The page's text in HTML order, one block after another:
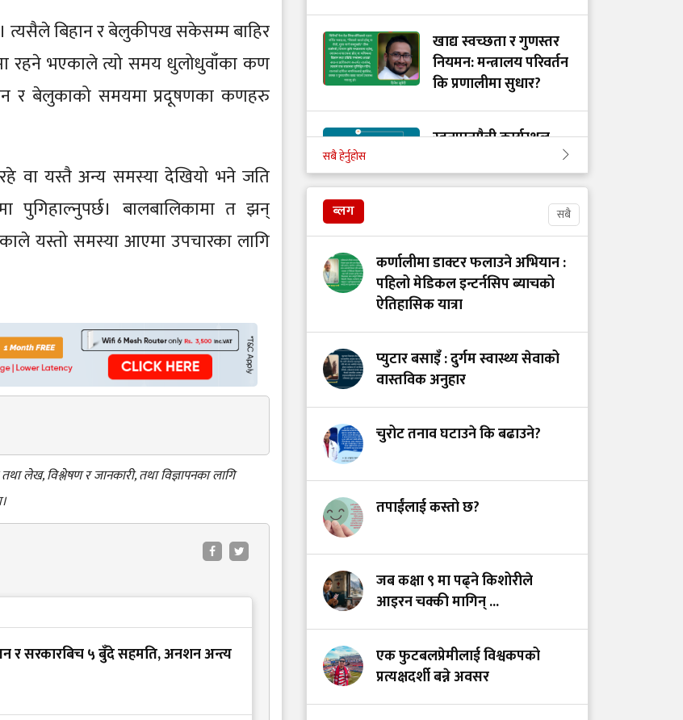
त्यसैले बिहान र बेलुकीपख सकेसम्म बाहिर
रहने भएकाले त्यो समय धुलोधुवाँका कण
र बेलुकाको समयमा प्रदूषणका कणहरु
वा यस्तै अन्य समस्या देखियो भने जति
पुगिहाल्नुपर्छ। बालबालिकामा त झन्
यस्तो समस्या आएमा उपचारका लागि
लेख, विश्लेषण र जानकारी, तथा विज्ञापनका लागि
र सरकारबिच ५ बुँदे सहमति, अनशन अन्त्य
खाद्य स्वच्छता र गुणस्तर
नियमन: मन्त्रालय परिवर्तन
कि प्रणालीमा सुधार?
स्तनपानमैत्री कार्यस्थल
देशको, सम्मान कहिले?
हामी भवन बनाउँदैछौँ कि
स्वास्थ्य प्रणाली?
सुरक्षित अस्पताल:
कडा परिमार्जनको
अपरिहार्यता
डाँडापारिको स्वास्थ्य:
भूगोल, समुदाय र
जनस्वास्थ्यबीचको सम्बन्ध
सबै हेर्नुहोस
ब्लग सबै
कर्णालीमा डाक्टर फलाउने अभियान :
पहिलो मेडिकल इन्टर्नसिप ब्याचको
ऐतिहासिक यात्रा
प्युटार बसाइँ : दुर्गम स्वास्थ्य सेवाको
वास्तविक अनुहार
चुरोट तनाव घटाउने कि बढाउने?
तपाईंलाई कस्तो छ?
जब कक्षा ९ मा पढ्ने किशोरीले
आइरन चक्की मागिन् ...
एक फुटबलप्रेमीलाई विश्वकपको
प्रत्यक्षदर्शी बन्ने अवसर